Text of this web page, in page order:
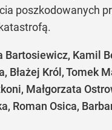
poszkodowanych
Bartosiewicz, Kamil
Błażej Król, Tomek
Małgorzata
Roman Osica,